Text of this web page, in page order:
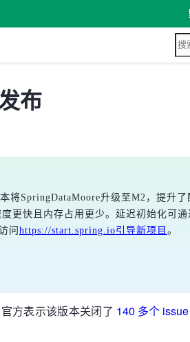
布
SpringDataMoore升级至M2，提升
更快且内存占用更少。延迟初始化可
问 https://start.spring.io引导新项目 。
方表示该版本关闭了 140 多个